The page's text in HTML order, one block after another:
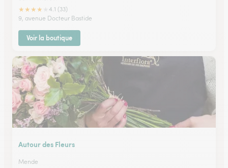
★★★★
4.1 (33)
9, avenue Docteur Bastide
Voir la boutique
Autour des Fleurs
Mende